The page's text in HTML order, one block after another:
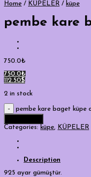
Home / KÜPELER / küpe
pembe kare
750.0₺
750.0₺
112.50$
2 in stock
pembe kare baget küpe
Categories: küpe, KÜPELER
Description
925 ayar gümüştür.